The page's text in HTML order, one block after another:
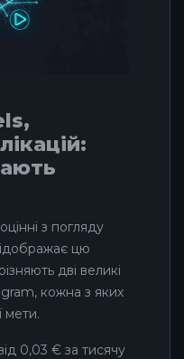
з погляду
цю
дві великі
кожна з яких
мети.
0,03 € за тисячу